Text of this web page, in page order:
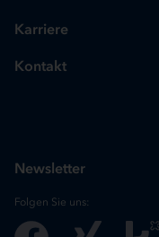
Karriere
Kontakt
Newsletter
Folgen Sie uns: